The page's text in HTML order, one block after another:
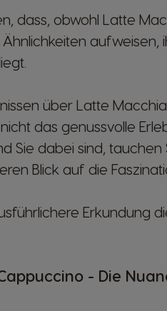
dass, obwohl Latte
über Latte
das genussvolle
Sie dabei sind,
Blick auf die
Erkundung
- Die